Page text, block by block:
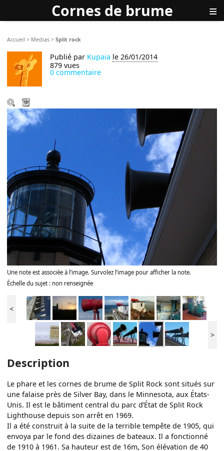
Cornes de brume ≡
Accueil > Medias >Split rock
Publié par Kupaia le 26/01/2014
879 vues
0 commentaire
Une note est associée à l’image. Survolez l’image pour afficher la note.
Échelle du sujet : non renseignée
<
>
Description
Le phare et les cornes de brume de Split Rock sont situés sur
une falaise près de Silver Bay, dans le Minnesota, aux États-
Unis. Il est le bâtiment central du parc d’État de Split Rock
Lighthouse depuis son arrêt en 1969.
Il a été construit à la suite de la terrible tempête de 1905, qui
envoya par le fond des dizaines de bateaux. Il a fonctionné
de 1910 à 1961. Sa hauteur est de 16m, Son élévation de 40